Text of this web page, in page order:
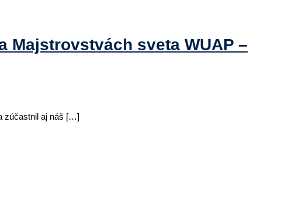
Majstrovstvách sveta WUAP –
zúčastnil aj náš […]